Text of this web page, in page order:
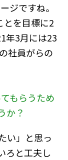
ジですね。
とを目標に2
年3月には23
社員がらの
もらうため
か？
い」と思っ
ろと工夫し